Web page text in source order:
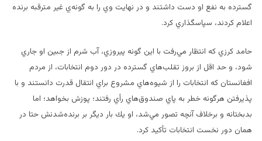
گسترده به نفع او دست داشتند و در نهايت وي را به گونه‌ي غير مترقبه برنده
اعلام كردند، سپاسگذاري كرد.
حامد كرزي كه انتظار مي‌رفت با اين گونه پيروزي، آب شرم از جبين او جاري
شود، و حد اقل از بروز تقلب‌هاي گسترده در دور دوم انتخابات، از مردم
افغانستان كه انتخابات را از شيوه‌هاي مشروع براي انتقال قدرت دانستند و با
پذيرفتن هرگونه خطر به پاي صندوق‌هاي رأي رفتند؛ پوزش بخواهد؛ اما
بدبختانه و برخلاف آنچه تصور مي‌شد، او يك بار ديگر بر برنده‌شدنش حتا در
همان دور نخست انتخابات تأكيد كرد.